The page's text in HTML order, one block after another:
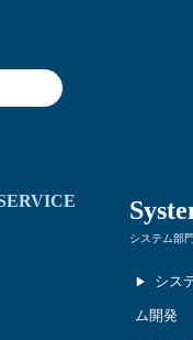
システム部
シス
ム開発